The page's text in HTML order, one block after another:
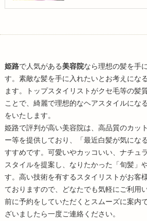
姫路で人気がある美容院なら理想の髪を手
す。素敵な髪を手に入れたいとお考えにな
ます。トップスタイリストがクセ毛等の髪
ことで、綺麗で理想的なヘアスタイルにな
をいたします。
姫路で評判が高い美容院は、高品質のカッ
ー等を提供しており、「最近白髪が気にな
すすめです。可愛いやカッコいい、ナチュ
スタイルを提案し、なりたかった「旬髪」
す。高い技術を有するスタイリストがお客
ておりますので、どなたでも気軽にご利用
前に予約をしていただくとスムーズに案内
ざいましたら一度ご連絡ください。